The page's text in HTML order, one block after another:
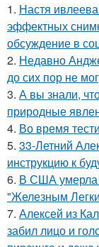
1. Настя
эффектных
обсуждение в
2. Недавно
до сих пор не
3. А вы знали,
природные
4. Во время
5. 33-Летний
инструкцию к
6. В США умерла
"Железным
7. Алексей из
забил лицо и